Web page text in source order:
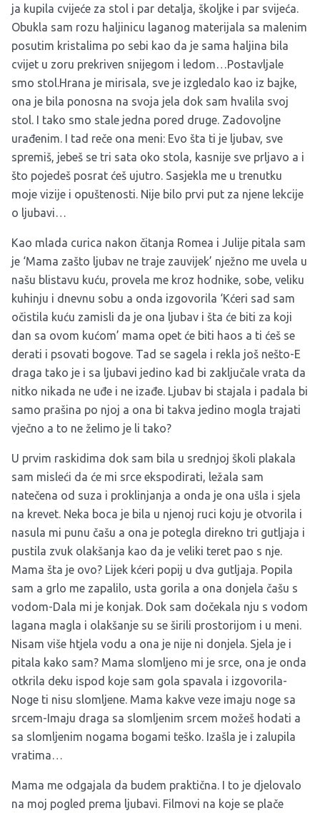
ja kupila cvijeće za stol i par detalja, školjke i par svijeća.
Obukla sam rozu haljinicu laganog materijala sa malenim
posutim kristalima po sebi kao da je sama haljina bila
cvijet u zoru prekriven snijegom i ledom…Postavljale
smo stol.Hrana je mirisala, sve je izgledalo kao iz bajke,
ona je bila ponosna na svoja jela dok sam hvalila svoj
stol. I tako smo stale jedna pored druge. Zadovoljne
urađenim. I tad reče ona meni: Evo šta ti je ljubav, sve
spremiš, jebeš se tri sata oko stola, kasnije sve prljavo a i
što pojedeš posrat ćeš ujutro. Sasjekla me u trenutku
moje vizije i opuštenosti. Nije bilo prvi put za njene lekcije
o ljubavi…
Kao mlada curica nakon čitanja Romea i Julije pitala sam
je ‘Mama zašto ljubav ne traje zauvijek’ nježno me uvela u
našu blistavu kuću, provela me kroz hodnike, sobe, veliku
kuhinju i dnevnu sobu a onda izgovorila ‘Kćeri sad sam
očistila kuću zamisli da je ona ljubav i šta će biti za koji
dan sa ovom kućom’ mama opet će biti haos a ti ćeš se
derati i psovati bogove. Tad se sagela i rekla još nešto-E
draga tako je i sa ljubavi jedino kad bi zaključale vrata da
nitko nikada ne uđe i ne izađe. Ljubav bi stajala i padala bi
samo prašina po njoj a ona bi takva jedino mogla trajati
vječno a to ne želimo je li tako?
U prvim raskidima dok sam bila u srednjoj školi plakala
sam misleći da će mi srce ekspodirati, ležala sam
natečena od suza i proklinjanja a onda je ona ušla i sjela
na krevet. Neka boca je bila u njenoj ruci koju je otvorila i
nasula mi punu čašu a ona je potegla direkno tri gutljaja i
pustila zvuk olakšanja kao da je veliki teret pao s nje.
Mama šta je ovo? Lijek kćeri popij u dva gutljaja. Popila
sam a grlo me zapalilo, usta gorila a ona donjela čašu s
vodom-Dala mi je konjak. Dok sam dočekala nju s vodom
lagana magla i olakšanje su se širili prostorijom i u meni.
Nisam više htjela vodu a ona je nije ni donjela. Sjela je i
pitala kako sam? Mama slomljeno mi je srce, ona je onda
otkrila deku ispod koje sam gola spavala i izgovorila-
Noge ti nisu slomljene. Mama kakve veze imaju noge sa
srcem-Imaju draga sa slomljenim srcem možeš hodati a
sa slomljenim nogama bogami teško. Izašla je i zalupila
vratima…
Mama me odgajala da budem praktična. I to je djelovalo
na moj pogled prema ljubavi. Filmovi na koje se plače